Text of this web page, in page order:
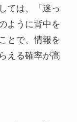
ては、「迷っ
ように背中を
とで、情報を
える確率が高